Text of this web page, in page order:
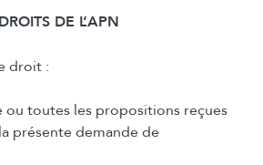
DROITS DE L’APN
droit :
ou toutes les propositions reçues
présente demande de